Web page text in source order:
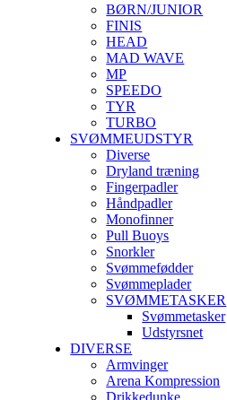
BØRN/JUNIOR
FINIS
HEAD
MAD WAVE
MP
SPEEDO
TYR
TURBO
SVØMMEUDSTYR
Diverse
Dryland træning
Fingerpadler
Håndpadler
Monofinner
Pull Buoys
Snorkler
Svømmefødder
Svømmeplader
SVØMMETASKER
Svømmetasker
Udstyrsnet
DIVERSE
Armvinger
Arena Kompression
Drikkedunke